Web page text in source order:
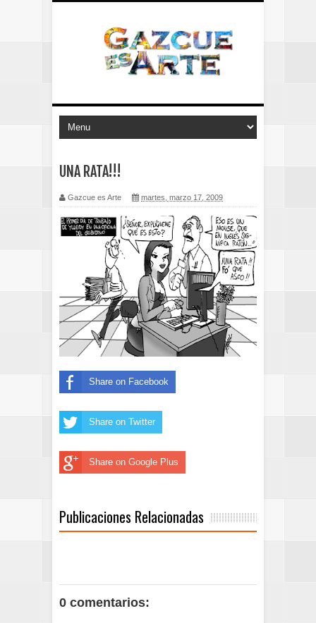
UNA RATA!!!
Gazcue es Arte martes, marzo 17, 2009
Share on Facebook
Share on Twitter
Share on Google Plus
Publicaciones Relacionadas
0 comentarios: